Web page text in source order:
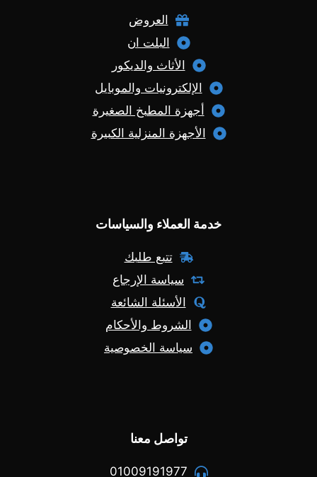
العروض
البلت ان
الأثاث والديكور
الإلكترونيات والموبايل
أجهزة المطبخ الصغيرة
الأجهزة المنزلية الكبيرة
خدمة العملاء والسياسات
تتبع طلبك
سياسة الإرجاع
الأسئلة الشائعة
الشروط والأحكام
سياسة الخصوصية
تواصل معنا
01009191977